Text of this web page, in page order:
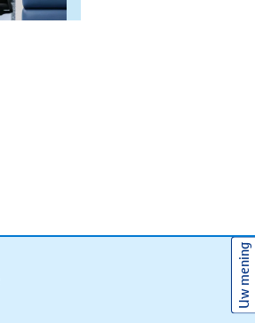
Uw mening